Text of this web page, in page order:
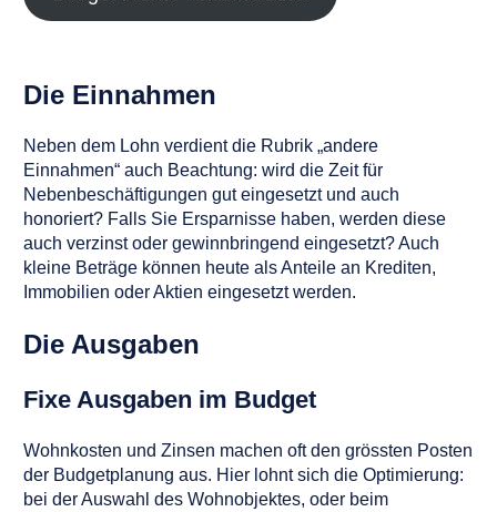
Die Einnahmen
Neben dem Lohn verdient die Rubrik „andere
Einnahmen“ auch Beachtung: wird die Zeit für
Nebenbeschäftigungen gut eingesetzt und auch
honoriert? Falls Sie Ersparnisse haben, werden diese
auch verzinst oder gewinnbringend eingesetzt? Auch
kleine Beträge können heute als Anteile an Krediten,
Immobilien oder Aktien eingesetzt werden.
Die Ausgaben
Fixe Ausgaben im Budget
Wohnkosten und Zinsen machen oft den grössten Posten
der Budgetplanung aus. Hier lohnt sich die Optimierung:
bei der Auswahl des Wohnobjektes, oder beim